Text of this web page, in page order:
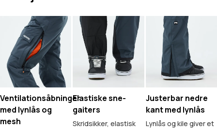
Ventilationsåbninger
med lynlås og
mesh
Elastiske sne-
gaiters
Skridsikker, elastisk
Justerbar nedre
kant med lynlås
Lynlås og kile giver et